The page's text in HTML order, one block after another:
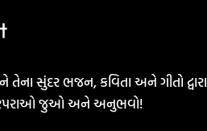
તેના સુંદર ભજન, કવિતા અને ગીતો દ્વારા
જુઓ અને અનુભવો!